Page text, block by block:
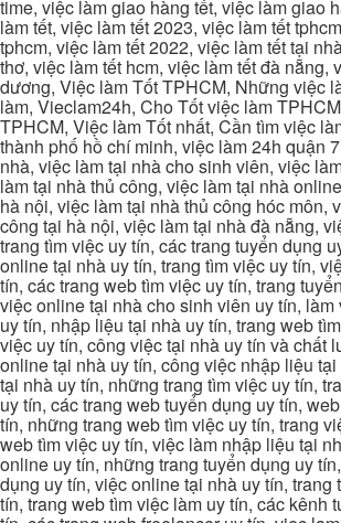
time, việc làm giao hàng tết, việc làm giao
làm tết, việc làm tết 2023, việc làm tết
tphcm, việc làm tết 2022, việc làm tết tại
thơ, việc làm tết hcm, việc làm tết đà nẵng,
dương, Việc làm Tốt TPHCM, Những việc
làm, Vieclam24h, Cho Tốt việc làm
TPHCM, Việc làm Tốt nhất, Cần tìm việc
thành phố hồ chí minh, việc làm 24h quận
nhà, việc làm tại nhà cho sinh viên, việc
làm tại nhà thủ công, việc làm tại nhà
hà nội, việc làm tại nhà thủ công hóc môn,
công tại hà nội, việc làm tại nhà đà nẵng,
trang tìm việc uy tín, các trang tuyển dụng
online tại nhà uy tín, trang tìm việc uy tín,
tín, các trang web tìm việc uy tín, trang
việc online tại nhà cho sinh viên uy tín,
uy tín, nhập liệu tại nhà uy tín, trang web
việc uy tín, công việc tại nhà uy tín và chất
online tại nhà uy tín, công việc nhập liệu
tại nhà uy tín, những trang tìm việc uy tín,
uy tín, các trang web tuyển dụng uy tín,
tín, những trang web tìm việc uy tín, trang
web tìm việc uy tín, việc làm nhập liệu tại
online uy tín, những trang tuyển dụng uy
dụng uy tín, việc online tại nhà uy tín, trang
tín, trang web tìm việc làm uy tín, các kênh